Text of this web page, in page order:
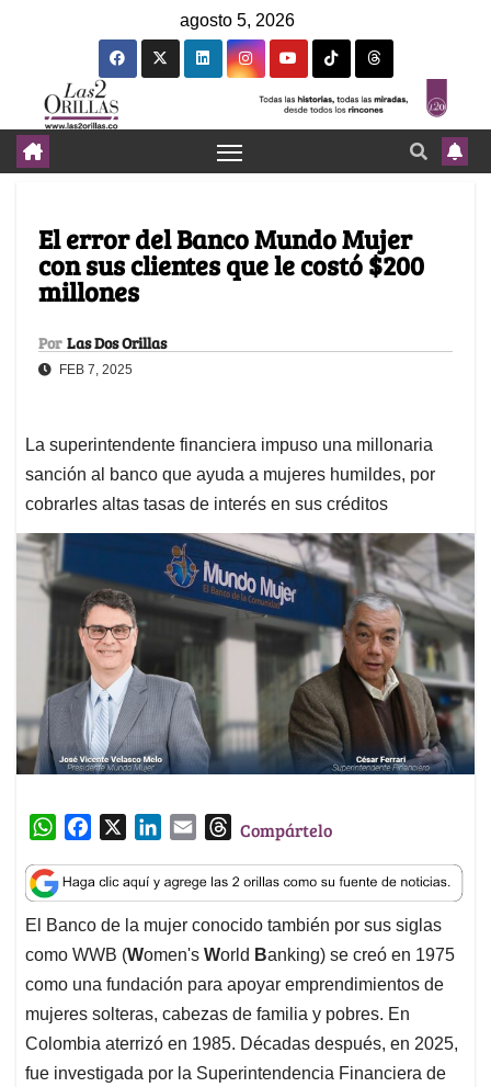
agosto 5, 2026
El error del Banco Mundo Mujer
con sus clientes que le costó $200
millones
Por Las Dos Orillas
FEB 7, 2025
La superintendente financiera impuso una millonaria
sanción al banco que ayuda a mujeres humildes, por
cobrarles altas tasas de interés en sus créditos
W
a
t
s
A
p
p
c
e
b
o
o
k
n
k
e
d
I
n
a
i
l
T
r
e
a
d
s
Compártelo
El Banco de la mujer conocido también por sus siglas
como WWB (Women's World Banking) se creó en 1975
como una fundación para apoyar emprendimientos de
mujeres solteras, cabezas de familia y pobres. En
Colombia aterrizó en 1985. Décadas después, en 2025,
fue investigada por la Superintendencia Financiera de